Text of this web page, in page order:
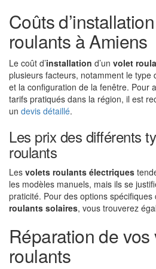
Coûts
roulants à Amiens
Le coût d’installation d’un volet
plusieurs facteurs, notamment le type
et la configuration de la fenêtre. Pour
tarifs pratiqués dans la région, il est
un devis détaillé.
Les prix des différents
roulants
Les volets roulants électriques
les modèles manuels, mais ils se
praticité. Pour des options spécifiques
roulants solaires, vous trouverez
Réparation de vos
roulants